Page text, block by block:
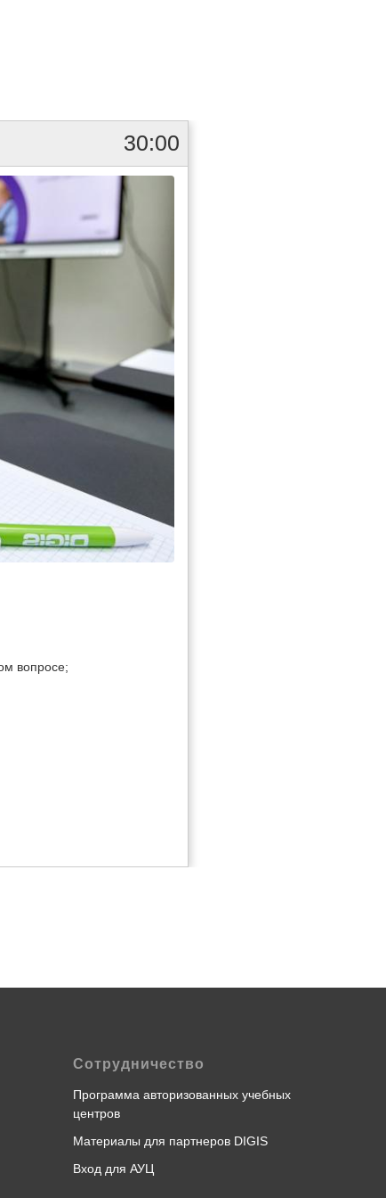
Сотрудничество
Программа авторизованных учебных
центров
Материалы для партнеров DIGIS
Вход для АУЦ